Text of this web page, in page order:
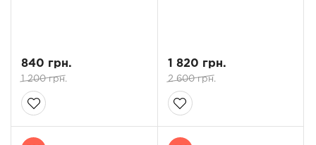
840 грн.
1 200 грн.
1 820 грн.
2 600 грн.